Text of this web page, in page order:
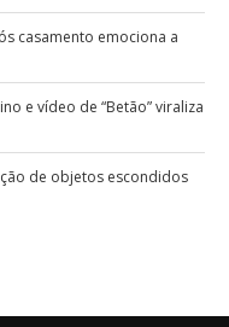
casamento emociona a
e vídeo de “Betão” viraliza
de objetos escondidos